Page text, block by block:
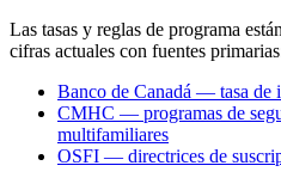
Las tasas y reglas de programa
cifras actuales con fuentes
Banco de Canadá — tasa de
CMHC — programas de
multifamiliares
OSFI — directrices de